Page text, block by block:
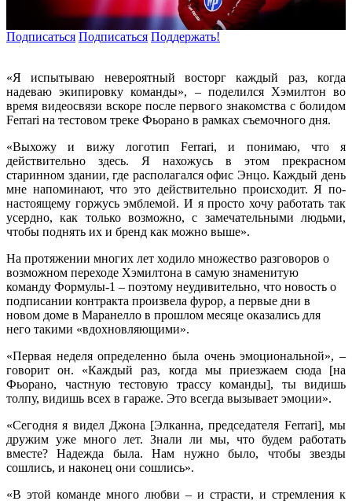
Подписаться Подписаться Поддержать!
«Я испытываю невероятный восторг каждый раз, когда
надеваю экипировку команды», – поделился Хэмилтон во
время видеосвязи вскоре после первого знакомства с болидом
Ferrari на тестовом треке Фьорано в рамках съемочного дня.
«Выхожу и вижу логотип Ferrari, и понимаю, что я
действительно здесь. Я нахожусь в этом прекрасном
старинном здании, где располагался офис Энцо. Каждый день
мне напоминают, что это действительно происходит. Я по-
настоящему горжусь эмблемой. И я просто хочу работать так
усердно, как только возможно, с замечательными людьми,
чтобы поднять их и бренд как можно выше».
На протяжении многих лет ходило множество разговоров о
возможном переходе Хэмилтона в самую знаменитую
команду Формулы-1 – поэтому неудивительно, что новость о
подписании контракта произвела фурор, а первые дни в
новом доме в Маранелло в прошлом месяце оказались для
него такими «вдохновляющими».
«Первая неделя определенно была очень эмоциональной», –
говорит он. «Каждый раз, когда мы приезжаем сюда [на
Фьорано, частную тестовую трассу команды], ты видишь
толпу, видишь всех в гараже. Это всегда вызывает эмоции».
«Сегодня я видел Джона [Элканна, председателя Ferrari], мы
дружим уже много лет. Знали ли мы, что будем работать
вместе? Надежда была. Нам нужно было, чтобы звезды
сошлись, и наконец они сошлись».
«В этой команде много любви – и страсти, и стремления к